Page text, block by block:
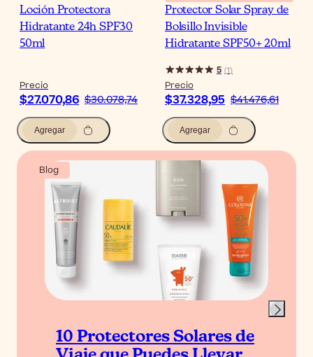
Loción Protectora
Hidratante 24h SPF30
50ml
Precio
$27.070,86 $30.078,74
Agregar
Protector Solar Spray de
Bolsillo Invisible
Hidratante SPF50+ 20ml
5 (1)
Precio
$37.328,95 $41.476,61
Agregar
Blog
10 Protectores Solares de